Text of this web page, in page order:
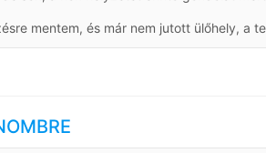
mentem, és már nem jutott ülőhely, a